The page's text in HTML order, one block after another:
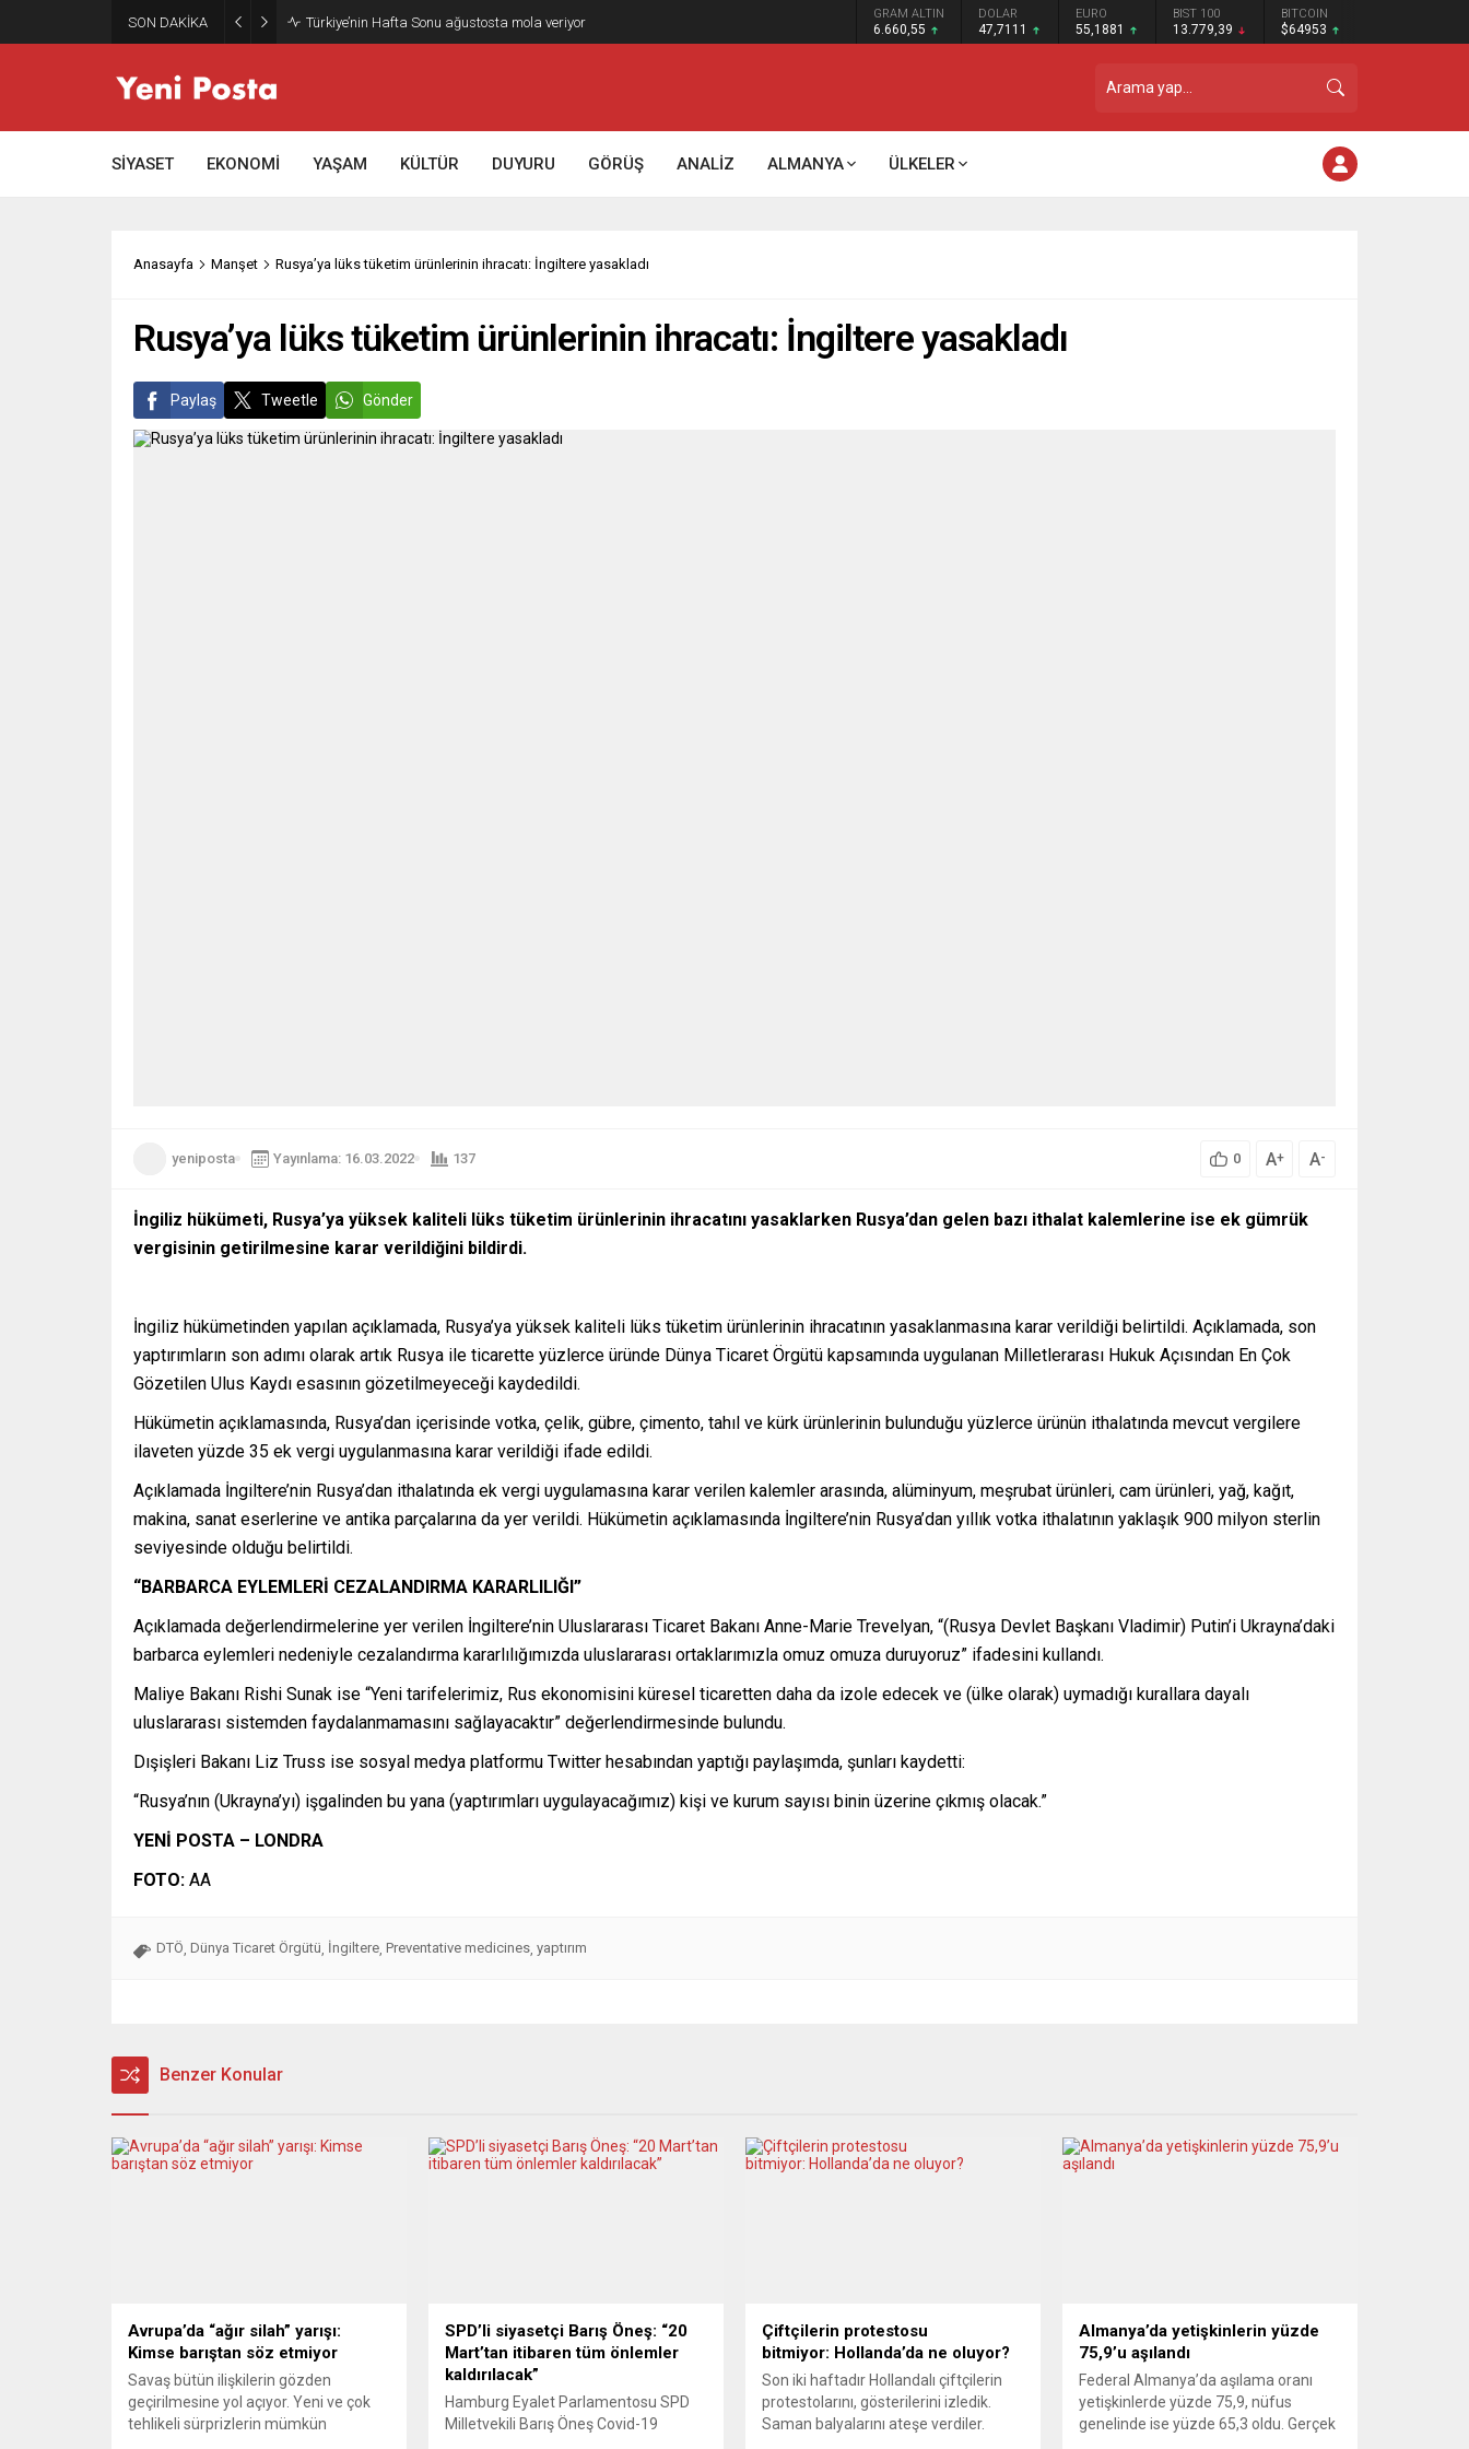
SON DAKİKA Gazze’nin geleceği: Teknokratik kontrol mü, kolonializm mi? GRAM ALTIN
6.660,55
DOLAR
47,7111
EURO
55,1881
BIST 100
13.779,39
BITCOIN
$64953
SİYASET EKONOMİ YAŞAM KÜLTÜR DUYURU GÖRÜŞ ANALİZ ALMANYA ÜLKELER
Anasayfa Manşet Rusya’ya lüks tüketim ürünlerinin ihracatı: İngiltere yasakladı
Rusya’ya lüks tüketim ürünlerinin ihracatı: İngiltere yasakladı
Paylaş Tweetle Gönder
yeniposta Yayınlama: 16.03.2022 137 0 A+ A-
İngiliz hükümeti, Rusya’ya yüksek kaliteli lüks tüketim ürünlerinin ihracatını yasaklarken Rusya’dan gelen bazı ithalat kalemlerine ise ek gümrük
vergisinin getirilmesine karar verildiğini bildirdi.
İngiliz hükümetinden yapılan açıklamada, Rusya’ya yüksek kaliteli lüks tüketim ürünlerinin ihracatının yasaklanmasına karar verildiği belirtildi. Açıklamada, son
yaptırımların son adımı olarak artık Rusya ile ticarette yüzlerce üründe Dünya Ticaret Örgütü kapsamında uygulanan Milletlerarası Hukuk Açısından En Çok
Gözetilen Ulus Kaydı esasının gözetilmeyeceği kaydedildi.
Hükümetin açıklamasında, Rusya’dan içerisinde votka, çelik, gübre, çimento, tahıl ve kürk ürünlerinin bulunduğu yüzlerce ürünün ithalatında mevcut vergilere
ilaveten yüzde 35 ek vergi uygulanmasına karar verildiği ifade edildi.
Açıklamada İngiltere’nin Rusya’dan ithalatında ek vergi uygulamasına karar verilen kalemler arasında, alüminyum, meşrubat ürünleri, cam ürünleri, yağ, kağıt,
makina, sanat eserlerine ve antika parçalarına da yer verildi. Hükümetin açıklamasında İngiltere’nin Rusya’dan yıllık votka ithalatının yaklaşık 900 milyon sterlin
seviyesinde olduğu belirtildi.
“BARBARCA EYLEMLERİ CEZALANDIRMA KARARLILIĞI”
Açıklamada değerlendirmelerine yer verilen İngiltere’nin Uluslararası Ticaret Bakanı Anne-Marie Trevelyan, “(Rusya Devlet Başkanı Vladimir) Putin’i Ukrayna’daki
barbarca eylemleri nedeniyle cezalandırma kararlılığımızda uluslararası ortaklarımızla omuz omuza duruyoruz” ifadesini kullandı.
Maliye Bakanı Rishi Sunak ise “Yeni tarifelerimiz, Rus ekonomisini küresel ticaretten daha da izole edecek ve (ülke olarak) uymadığı kurallara dayalı
uluslararası sistemden faydalanmamasını sağlayacaktır” değerlendirmesinde bulundu.
Dışişleri Bakanı Liz Truss ise sosyal medya platformu Twitter hesabından yaptığı paylaşımda, şunları kaydetti:
“Rusya’nın (Ukrayna’yı) işgalinden bu yana (yaptırımları uygulayacağımız) kişi ve kurum sayısı binin üzerine çıkmış olacak.”
YENİ POSTA – LONDRA
FOTO: AA
DTÖ Dünya Ticaret Örgütü İngiltere Preventative medicines yaptırım
Benzer Konular
Avrupa’da “ağır silah” yarışı:
Kimse barıştan söz etmiyor
Savaş bütün ilişkilerin gözden
geçirilmesine yol açıyor. Yeni ve çok
tehlikeli sürprizlerin mümkün
SPD’li siyasetçi Barış Öneş: “20
Mart’tan itibaren tüm önlemler
kaldırılacak”
Hamburg Eyalet Parlamentosu SPD
Milletvekili Barış Öneş Covid-19
Çiftçilerin protestosu
bitmiyor: Hollanda’da ne oluyor?
Son iki haftadır Hollandalı çiftçilerin
protestolarını, gösterilerini izledik.
Saman balyalarını ateşe verdiler.
Almanya’da yetişkinlerin yüzde
75,9’u aşılandı
Federal Almanya’da aşılama oranı
yetişkinlerde yüzde 75,9, nüfus
genelinde ise yüzde 65,3 oldu. Gerçek